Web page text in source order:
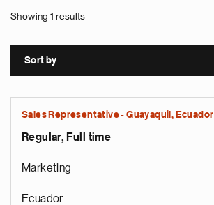
Showing 1 results
Sort by
Sales Representative - Guayaquil, Ecuador
Regular, Full time
Marketing
Ecuador